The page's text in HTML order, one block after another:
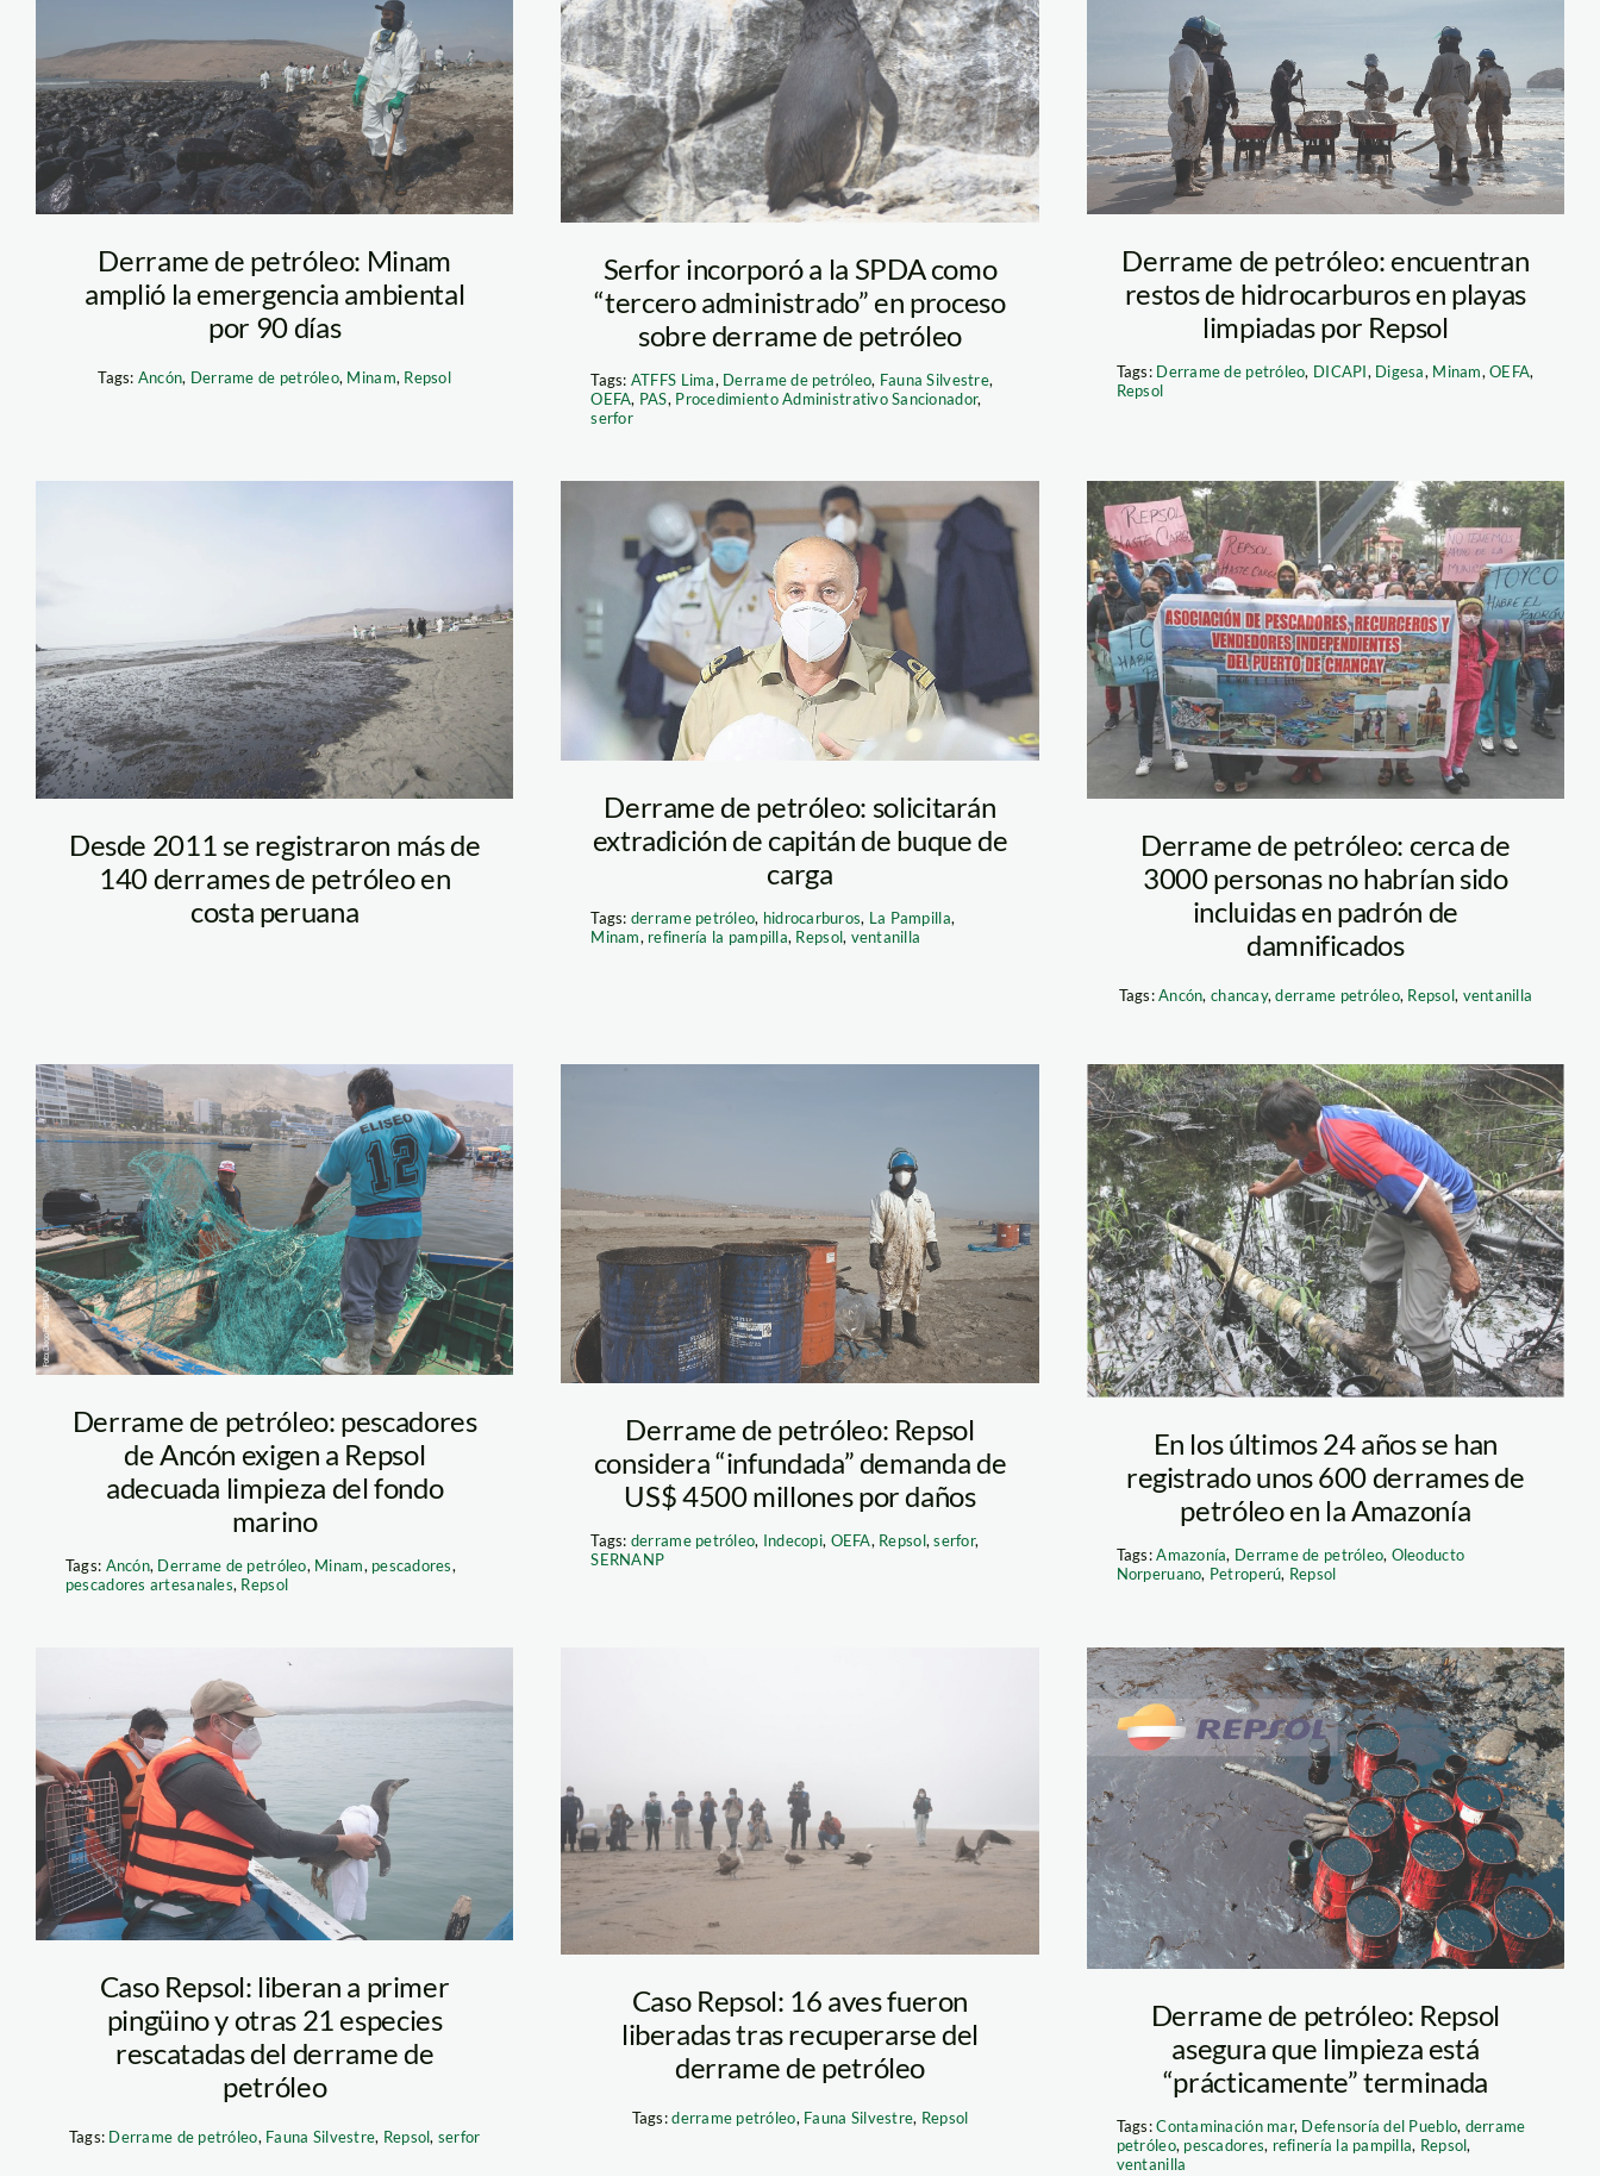
petroleo—jorge-
pezantes—spda2
Derrame de petróleo: Minam
amplió la emergencia ambiental
por 90 días
Tags: Ancón, Derrame de petróleo, Minam, Repsol
derrame-
petorleo—
sernanp
Serfor incorporó a la SPDA como
“tercero administrado” en proceso
sobre derrame de petróleo
Tags: ATFFS Lima, Derrame de petróleo, Fauna Silvestre,
OEFA, PAS, Procedimiento Administrativo Sancionador,
serfor
PETROLEO
VENTANILLA
FOTO JORGE
PEZANTES
SPDA
Derrame de petróleo: encuentran
restos de hidrocarburos en playas
limpiadas por Repsol
Tags: Derrame de petróleo, DICAPI, Digesa, Minam,OEFA,
Repsol
ancón—jaime-
tranca—spda
Desde 2011 se registraron más de
140 derrames de petróleo en
costa peruana
capitan barco
derrame petroleo
repsol
Derrame de petróleo: solicitarán
extradición de capitán de buque de
carga
Tags: derrame petróleo, hidrocarburos, La Pampilla,
Minam, refinería la pampilla, Repsol, ventanilla
asociacion
pescadores
reclamos flto
jorge cerdan
Derrame de petróleo: cerca de
3000 personas no habrían sido
incluidas en padrón de
damnificados
Tags:Ancón,chancay,derrame petróleo, Repsol, ventanilla
ancon_diego-
perez-SPDA-4
Derrame de petróleo: pescadores
de Ancón exigen a Repsol
adecuada limpieza del fondo
marino
Tags: Ancón, Derrame de petróleo, Minam, pescadores,
pescadores artesanales, Repsol
PETROLEO
FOTO 2 SPDA
JORGE
PEZANTES
Derrame de petróleo: Repsol
considera “infundada” demanda de
US$ 4500 millones por daños
Tags: derrame petróleo, Indecopi, OEFA, Repsol,serfor,
SERNANP
En los últimos 24 años se han
registrado unos 600 derrames de
petróleo en la Amazonía
Tags:Amazonía, Derrame de petróleo, Oleoducto
Norperuano, Petroperú, Repsol
Foto 1
Caso Repsol: liberan a primer
pingüino y otras 21 especies
rescatadas del derrame de
petróleo
Tags: Derrame de petróleo, Fauna Silvestre, Repsol, serfor
serfor
Caso Repsol: 16 aves fueron
liberadas tras recuperarse del
derrame de petróleo
Tags:derrame petróleo, Fauna Silvestre, Repsol
repsol—
sanciones-ante-
el-derrame—
spda
Derrame de petróleo: Repsol
asegura que limpieza está
“prácticamente” terminada
Tags:Contaminación mar, Defensoría del Pueblo, derrame
petróleo, pescadores, refinería la pampilla, Repsol,
ventanilla